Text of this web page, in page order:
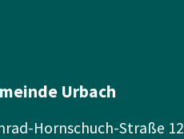
Urbach
Hornschuch-Straße 12